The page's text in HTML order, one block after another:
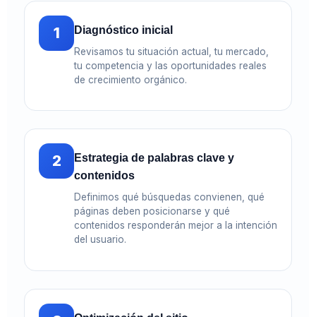
1 Diagnóstico inicial
Revisamos tu situación actual, tu mercado,
tu competencia y las oportunidades reales
de crecimiento orgánico.
2
Estrategia de palabras clave y
contenidos
Definimos qué búsquedas convienen, qué
páginas deben posicionarse y qué
contenidos responderán mejor a la intención
del usuario.